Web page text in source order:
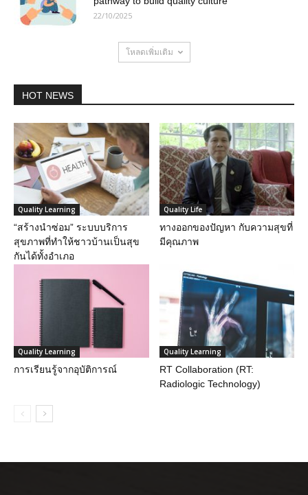
22/10/2025
โหลดเพิ่มเติม
HOT NEWS
Quality Learning
“สร้างนำซ่อม” ระบบบริการ
สุขภาพที่ทำให้ชาวบ้านเป็นสุข
กันได้ทั้งอำเภอ
Quality Life
ทางออกของปัญหา กับความสุขที่
มีคุณภาพ
Quality Learning
การเรียนรู้จากอุบัติการณ์
Quality Learning
RT Collaboration (RT:
Radiologic Technology)